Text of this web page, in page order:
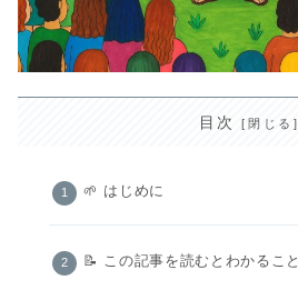
目次
🌱 はじめに
📝 この記事を読むとわかること